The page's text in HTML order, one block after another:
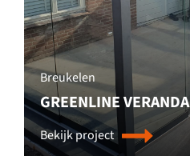
Breukelen
GREENLINE VERANDA
Bekijk project